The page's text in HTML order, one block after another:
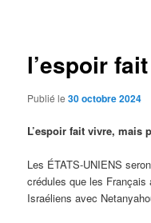
l’espoir
Publié le30 octobre 2024
L’espoir fait vivre, mais
Les ÉTATS-UNIENS
crédules que les
Israéliens avec